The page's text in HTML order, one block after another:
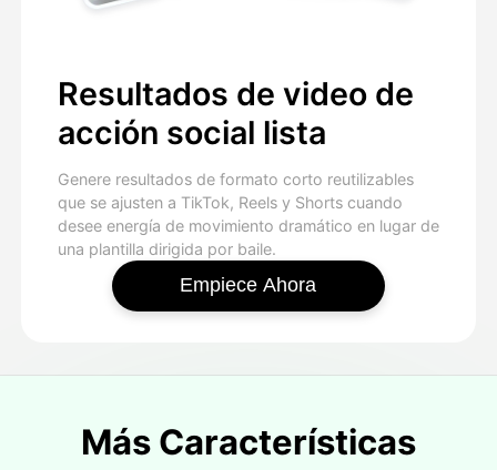
Resultados de video de
acción social lista
Genere resultados de formato corto reutilizables
que se ajusten a TikTok, Reels y Shorts cuando
desee energía de movimiento dramático en lugar de
una plantilla dirigida por baile.
Empiece Ahora
Más Características